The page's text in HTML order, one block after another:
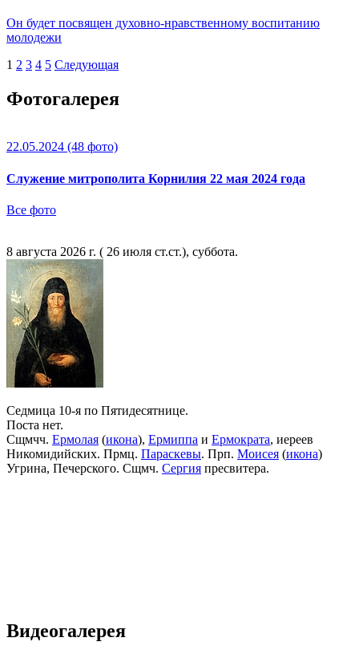
Он будет посвящен духовно-нравственному воспитанию
молодежи
1 2 3 4 5 Следующая
Фотогалерея
22.05.2024 (48 фото)
Служение митрополита Корнилия 22 мая 2024 года
Все фото
8 августа 2026 г. ( 26 июля ст.ст.), суббота.
Седмица 10-я по Пятидесятнице.
Поста нет.
Сщмчч. Ермолая (икона), Ермиппа и Ермократа, иереев
Никомидийских. Прмц. Параскевы. Прп. Моисея (икона)
Угрина, Печерского. Сщмч. Сергия пресвитера.
Видеогалерея